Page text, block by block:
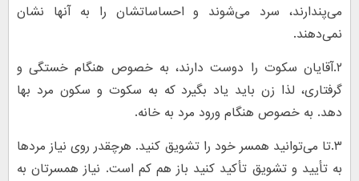
می‌پندارند، سرد می‌شوند و احساساتشان را به آنها نشان
نمی‌دهند.
۲.آقایان سکوت را دوست دارند، به خصوص هنگام خستگی و
گرفتاری، لذا زن باید یاد بگیرد که به سکوت و سکون مرد بها
دهد. به خصوص هنگام ورود مرد به خانه.
۳.تا می‌توانید همسر خود را تشویق کنید. هرچقدر روی نیاز مردها
به تأیید و تشویق تأکید کنید باز هم کم است. نیاز همسرتان به